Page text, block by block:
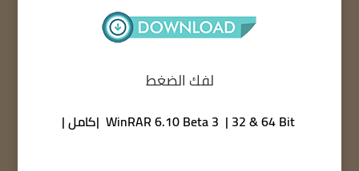
لفك الضغط
WinRAR 6.10 Beta 3 | 32 & 64 Bit |كامل |